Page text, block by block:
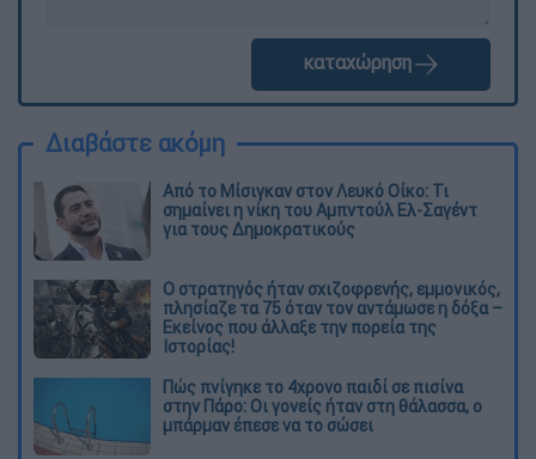
καταχώρηση
Διαβάστε ακόμη
Από το Μίσιγκαν στον Λευκό Οίκο: Τι
σημαίνει η νίκη του Αμπντούλ Ελ-Σαγέντ
για τους Δημοκρατικούς
O στρατηγός ήταν σχιζοφρενής, εμμονικός,
πλησίαζε τα 75 όταν τον αντάμωσε η δόξα –
Εκείνος που άλλαξε την πορεία της
Ιστορίας!
Πώς πνίγηκε το 4χρονο παιδί σε πισίνα
στην Πάρο: Οι γονείς ήταν στη θάλασσα, ο
μπάρμαν έπεσε να το σώσει